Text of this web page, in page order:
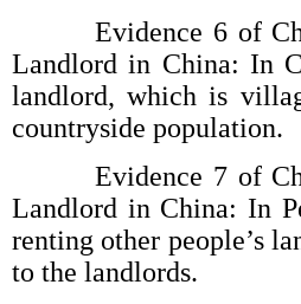
Evidence 6 of
Landlord in China: In
landlord, which is
countryside population.
Evidence 7 of
Landlord in China: In
renting other people’s
to the landlords.